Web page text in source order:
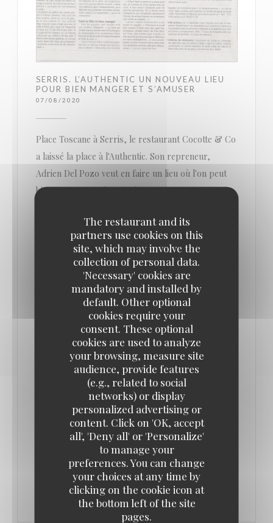
The restaurant and its
partners use cookies on this
site, which may involve the
collection of personal data.
'Necessary' cookies are
mandatory and installed by
default. Other optional
cookies require your
consent. These optional
cookies are used to analyze
your browsing, measure site
audience, provide features
(e.g., related to social
networks) or display
personalized advertising or
content. Click on 'OK, accept
all', 'Deny all' or 'Personalize'
to manage your
preferences. You can change
your choices at any time by
clicking on the cookie icon at
the bottom left of the site
pages.
SERRIS. L’AUTHENTIC UN NOUVEAU LIEU
POUR BIEN MANGER ET S’AMUSER
07/08/2020
Place Toscane à Serris, le restaurant Cocotte & Co
a laissé la place à l'Authentic. Son repreneur,
Adrien Del Pozo veut en faire un lieu où l'on peut
bien manger et très animé.
Où sortir le soir, le week-end ? Au Val d’Europe,
sur la place Toscane, le petit nouveau tient à se
démarquer : on y mange bien et on s’y amusera
L’Authentic est né de la collaboration de deux
associés. Adrien Del Pozo, entrepreneur dans
l’informatique puis dans la location de salles, et
Olivier Souverain, traiteur depuis vingt ans et
partenaire de plusieurs restaurants parisiens.
Adrien Del Pozo réalise un rêve de jeunesse : créer
un lieu bon enfant, aux influences typiquement
françaises.
READ THE ARTICLE ((OPENS IN A NEW WINDOW))